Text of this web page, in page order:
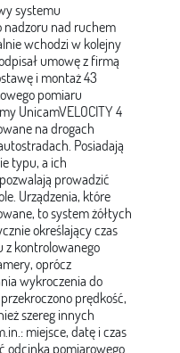
systemu
nad ruchem
wchodzi w kolejny
umowę z firmą
i montaż 43
pomiaru
UnicamVELOCITY 4
na drogach
Posiadają
typu, a ich
prowadzić
Urządzenia, które
to system żółtych
określający czas
z kontrolowanego
oprócz
wykroczenia do
prędkość,
szereg innych
miejsce, datę i czas
odcinka pomiarowego